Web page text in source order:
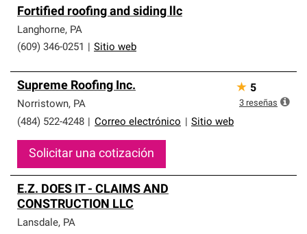
Fortified roofing and siding llc
Langhorne, PA
(609) 346-0251
Sitio web
Supreme Roofing Inc.
Norristown, PA
(484) 522-4248
Correo electrónico Sitio web
Solicitar una cotización
★ 5
3 reseñas
E.Z. DOES IT - CLAIMS AND
CONSTRUCTION LLC
Lansdale, PA